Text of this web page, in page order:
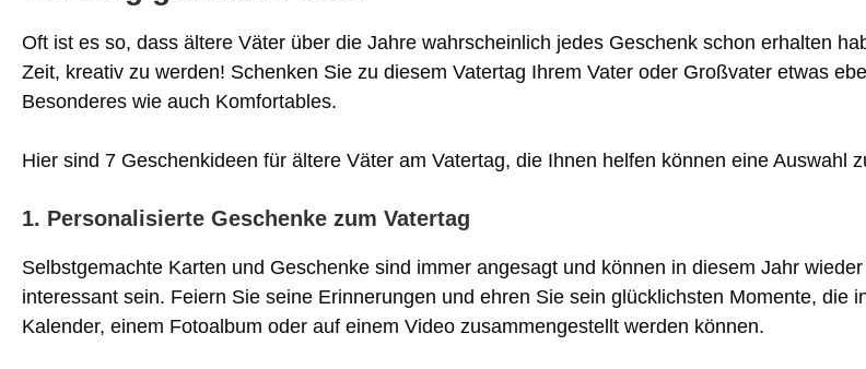
Oft ist es so, dass ältere Väter über die Jahre wahrscheinlich jedes Geschenk schon erhalten
Zeit, kreativ zu werden! Schenken Sie zu diesem Vatertag Ihrem Vater oder Großvater etwas
Besonderes wie auch Komfortables.
Hier sind 7 Geschenkideen für ältere Väter am Vatertag, die Ihnen helfen können eine Auswahl
1. Personalisierte Geschenke zum Vatertag
Selbstgemachte Karten und Geschenke sind immer angesagt und können in diesem Jahr
interessant sein. Feiern Sie seine Erinnerungen und ehren Sie sein glücklichsten Momente, die
Kalender, einem Fotoalbum oder auf einem Video zusammengestellt werden können.